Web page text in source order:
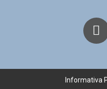
Informativa